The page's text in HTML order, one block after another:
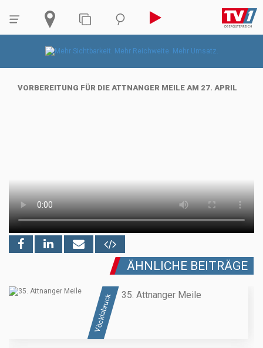
VORBEREITUNG FÜR DIE ATTNANGER MEILE AM 27. APRIL
ÄHNLICHE BEITRÄGE
Vöcklabruck 35. Attnanger Meile